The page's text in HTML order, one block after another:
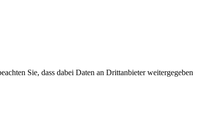
Sie, dass dabei Daten an Drittanbieter weitergegeben